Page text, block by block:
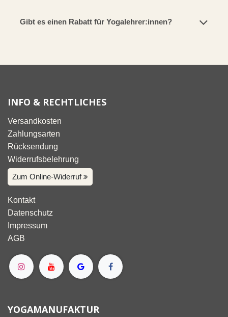
Gibt es einen Rabatt für Yogalehrer:innen?
INFO & RECHTLICHES
Versandkosten
Zahlungsarten
Rücksendung
Widerrufsbelehrung
Zum Online-Widerruf
Kontakt
Datenschutz
Impressum
AGB
YOGAMANUFAKTUR